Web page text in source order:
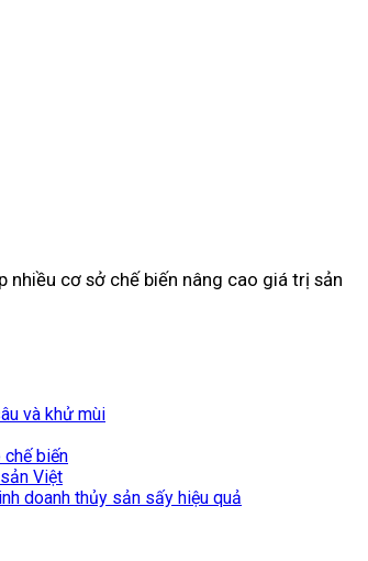
nhiều cơ sở chế biến nâng cao giá trị sản
và khử mùi
chế biến
Việt
doanh thủy sản sấy hiệu quả